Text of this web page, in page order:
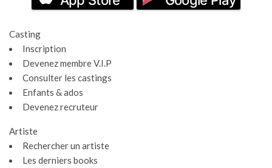
Casting
Inscription
Devenez membre V.I.P
Consulter les castings
Enfants & ados
Devenez recruteur
Artiste
Rechercher un artiste
Les derniers books